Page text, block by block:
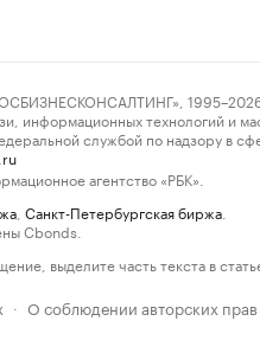
1995–2026.
информационных технологий и
службой по надзору в
агентство «РБК».
Санкт-Петербургская биржа
Cbonds.
выделите часть текста в
· О соблюдении авторских прав